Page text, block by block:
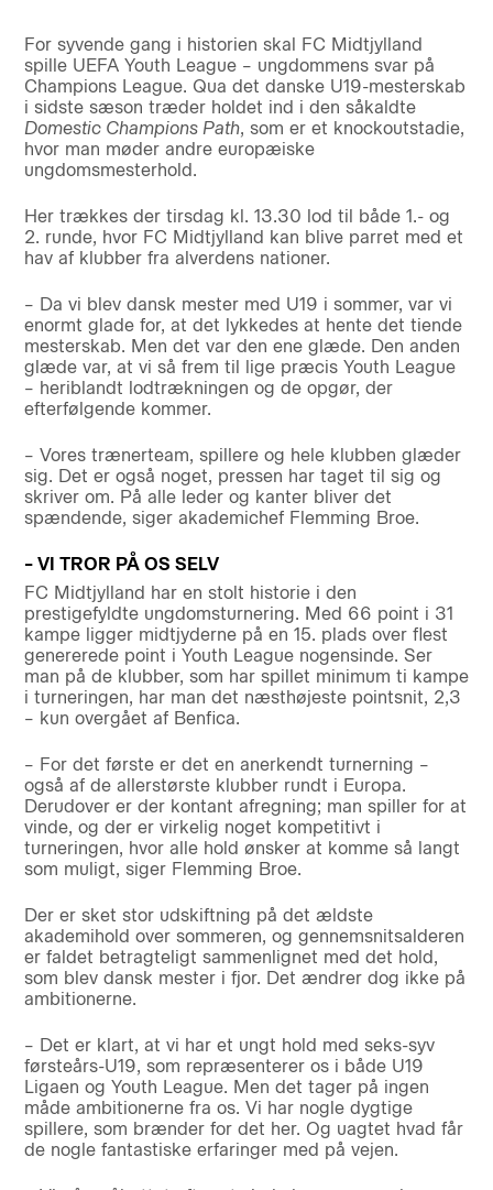
For syvende gang i historien skal FC Midtjylland
spille UEFA Youth League – ungdommens svar på
Champions League. Qua det danske U19-mesterskab
i sidste sæson træder holdet ind i den såkaldte
Domestic Champions Path, som er et knockoutstadie,
hvor man møder andre europæiske
ungdomsmesterhold.
Her trækkes der tirsdag kl. 13.30 lod til både 1.- og
2. runde, hvor FC Midtjylland kan blive parret med et
hav af klubber fra alverdens nationer.
– Da vi blev dansk mester med U19 i sommer, var vi
enormt glade for, at det lykkedes at hente det tiende
mesterskab. Men det var den ene glæde. Den anden
glæde var, at vi så frem til lige præcis Youth League
– heriblandt lodtrækningen og de opgør, der
efterfølgende kommer.
– Vores trænerteam, spillere og hele klubben glæder
sig. Det er også noget, pressen har taget til sig og
skriver om. På alle leder og kanter bliver det
spændende, siger akademichef Flemming Broe.
– VI TROR PÅ OS SELV
FC Midtjylland har en stolt historie i den
prestigefyldte ungdomsturnering. Med 66 point i 31
kampe ligger midtjyderne på en 15. plads over flest
genererede point i Youth League nogensinde. Ser
man på de klubber, som har spillet minimum ti kampe
i turneringen, har man det næsthøjeste pointsnit, 2,3
– kun overgået af Benfica.
– For det første er det en anerkendt turnerning –
også af de allerstørste klubber rundt i Europa.
Derudover er der kontant afregning; man spiller for at
vinde, og der er virkelig noget kompetitivt i
turneringen, hvor alle hold ønsker at komme så langt
som muligt, siger Flemming Broe.
Der er sket stor udskiftning på det ældste
akademihold over sommeren, og gennemsnitsalderen
er faldet betragteligt sammenlignet med det hold,
som blev dansk mester i fjor. Det ændrer dog ikke på
ambitionerne.
– Det er klart, at vi har et ungt hold med seks-syv
førsteårs-U19, som repræsenterer os i både U19
Ligaen og Youth League. Men det tager på ingen
måde ambitionerne fra os. Vi har nogle dygtige
spillere, som brænder for det her. Og uagtet hvad får
de nogle fantastiske erfaringer med på vejen.